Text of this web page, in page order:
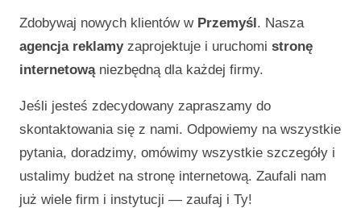
Zdobywaj nowych klientów w Przemyśl. Nasza
agencja reklamyzaprojektuje i uruchomi stronę
internetowąniezbędną dla każdej firmy.
Jeśli jesteś zdecydowany zapraszamy do
skontaktowania się z nami. Odpowiemy na wszystkie
pytania, doradzimy, omówimy wszystkie szczegóły i
ustalimy budżet na stronę internetową. Zaufali nam
już wiele firm i instytucji — zaufaj i Ty!